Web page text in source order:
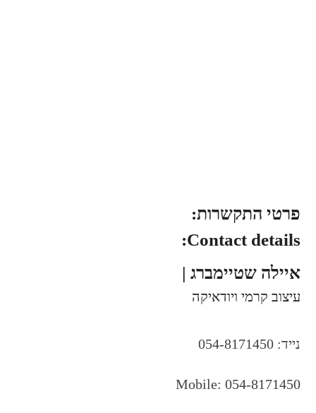
פרטי התקשרות:
Contact details:
איילה שטיימברג |
עיצוב קרמי ויודאיקה
נייד: 054-8171450
Mobile: 054-8171450